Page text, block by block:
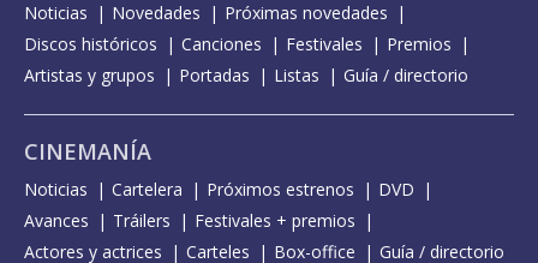
Noticias Novedades
Próximas novedades
Discos históricos
Canciones Festivales
Premios
Artistas y grupos
Portadas Listas Guía / directorio
CINEMANÍA
Noticias Cartelera Próximos estrenos
DVD
Avances
Tráilers
Festivales + premios
Actores y actrices
Carteles Box-office Guía / directorio